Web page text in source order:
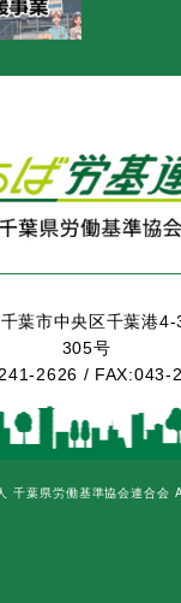
葉市中央区千葉港4-
305号
2626 / FAX:043-
千葉県労働基準協会連合会